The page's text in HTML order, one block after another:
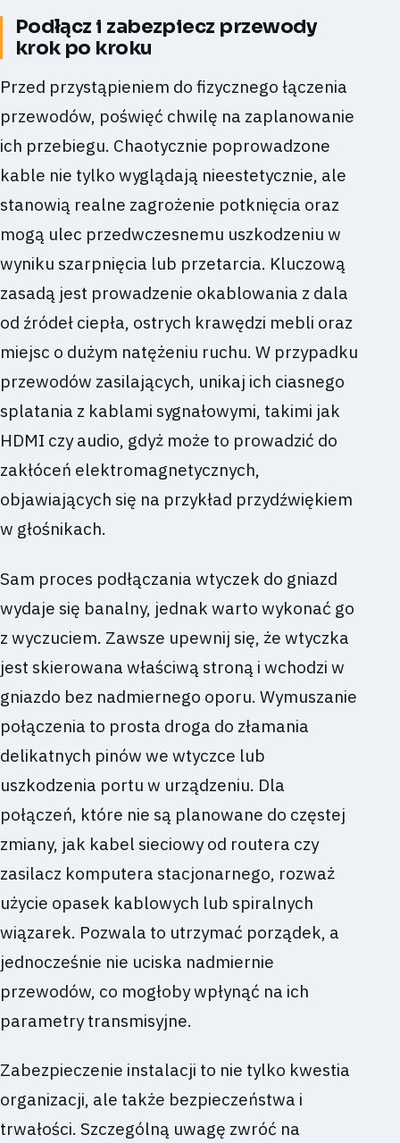
Podłącz i zabezpiecz przewody
krok po kroku
Przed przystąpieniem do fizycznego łączenia
przewodów, poświęć chwilę na zaplanowanie
ich przebiegu. Chaotycznie poprowadzone
kable nie tylko wyglądają nieestetycznie, ale
stanowią realne zagrożenie potknięcia oraz
mogą ulec przedwczesnemu uszkodzeniu w
wyniku szarpnięcia lub przetarcia. Kluczową
zasadą jest prowadzenie okablowania z dala
od źródeł ciepła, ostrych krawędzi mebli oraz
miejsc o dużym natężeniu ruchu. W przypadku
przewodów zasilających, unikaj ich ciasnego
splatania z kablami sygnałowymi, takimi jak
HDMI czy audio, gdyż może to prowadzić do
zakłóceń elektromagnetycznych,
objawiających się na przykład przydźwiękiem
w głośnikach.
Sam proces podłączania wtyczek do gniazd
wydaje się banalny, jednak warto wykonać go
z wyczuciem. Zawsze upewnij się, że wtyczka
jest skierowana właściwą stroną i wchodzi w
gniazdo bez nadmiernego oporu. Wymuszanie
połączenia to prosta droga do złamania
delikatnych pinów we wtyczce lub
uszkodzenia portu w urządzeniu. Dla
połączeń, które nie są planowane do częstej
zmiany, jak kabel sieciowy od routera czy
zasilacz komputera stacjonarnego, rozważ
użycie opasek kablowych lub spiralnych
wiązarek. Pozwala to utrzymać porządek, a
jednocześnie nie uciska nadmiernie
przewodów, co mogłoby wpłynąć na ich
parametry transmisyjne.
Zabezpieczenie instalacji to nie tylko kwestia
organizacji, ale także bezpieczeństwa i
trwałości. Szczególną uwagę zwróć na